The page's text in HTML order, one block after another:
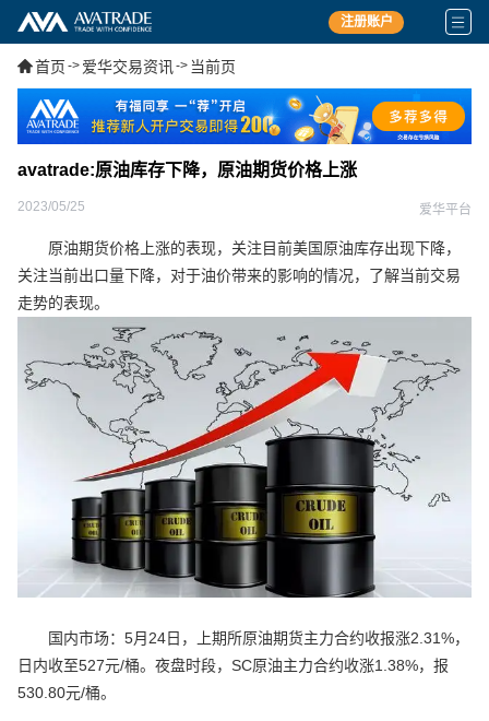
注册账户
首页 -> 爱华交易资讯 -> 当前页
avatrade:原油库存下降，原油期货价格上涨
2023/05/25 爱华平台
原油期货价格上涨的表现，关注目前美国原油库存出现下降，
关注当前出口量下降，对于油价带来的影响的情况，了解当前交易
走势的表现。
国内市场：5月24日，上期所原油期货主力合约收报涨2.31%，
日内收至527元/桶。夜盘时段，SC原油主力合约收涨1.38%，报
530.80元/桶。